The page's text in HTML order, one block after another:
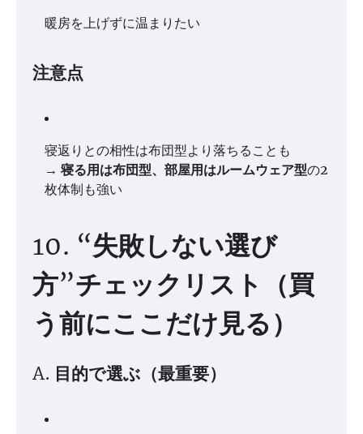
暖房を上げずに温まりたい
注意点
寝返りとの相性は布団型より落ちることも
→ 寝る用は布団型、部屋用はルームウェア型の2
枚体制も強い
10. “失敗しない選び
方”チェックリスト（買
う前にここだけ見る）
A. 目的で選ぶ（最重要）